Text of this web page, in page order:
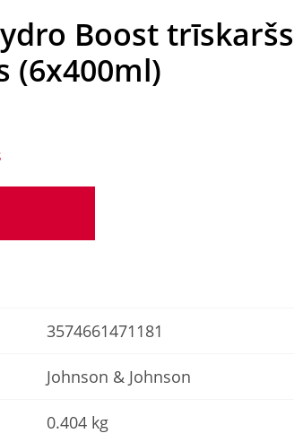
Boost trīskaršs
(6x400ml)
3574661471181
Johnson & Johnson
0.404 kg